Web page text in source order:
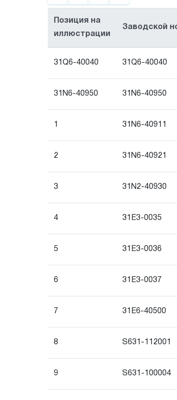
Позиция на
иллюстрации
Заводской
31Q6-40040 31Q6-40040
31N6-40950 31N6-40950
1 31N6-40911
2 31N6-40921
3 31N2-40930
4 31E3-0035
5 31E3-0036
6 31E3-0037
7 31E6-40500
8 S631-112001
9 S631-100004